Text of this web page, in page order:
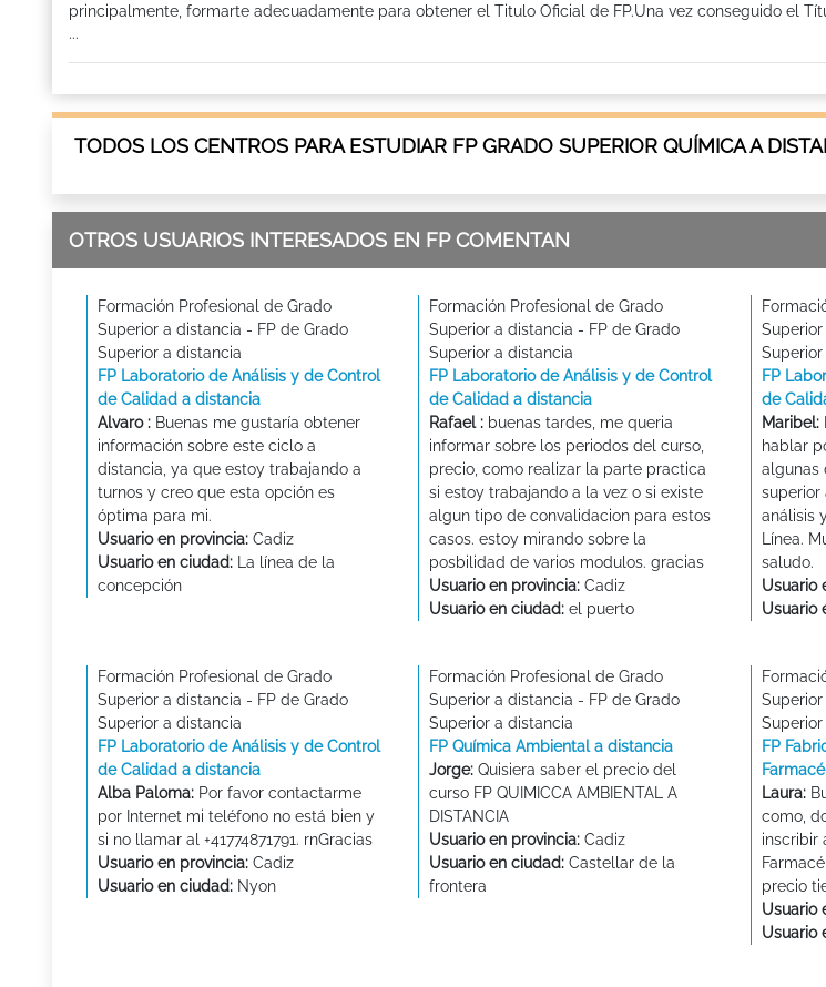
principalmente, formarte adecuadamente para obtener el Titulo Oficial de FP.Una vez conseguido el
...
TODOS LOS CENTROS PARA ESTUDIAR FP GRADO SUPERIOR QUÍMICA A
OTROS USUARIOS INTERESADOS EN FP COMENTAN
Formación Profesional de Grado
Superior a distancia - FP de Grado
Superior a distancia
FP Laboratorio de Análisis y de Control
de Calidad a distancia
Alvaro : Buenas me gustaría obtener
información sobre este ciclo a
distancia, ya que estoy trabajando a
turnos y creo que esta opción es
óptima para mi.
Usuario en provincia: Cadiz
Usuario en ciudad: La línea de la
concepción
Formación Profesional de Grado
Superior a distancia - FP de Grado
Superior a distancia
FP Laboratorio de Análisis y de Control
de Calidad a distancia
Rafael : buenas tardes, me queria
informar sobre los periodos del curso,
precio, como realizar la parte practica
si estoy trabajando a la vez o si existe
algun tipo de convalidacion para estos
casos. estoy mirando sobre la
posbilidad de varios modulos. gracias
Usuario en provincia: Cadiz
Usuario en ciudad: el puerto
FP
de
Maribel:
hablar
algunas
superior
análisis
Línea.
saludo.
Usuario
Usuario
Formación Profesional de Grado
Superior a distancia - FP de Grado
Superior a distancia
FP Laboratorio de Análisis y de Control
de Calidad a distancia
Alba Paloma: Por favor contactarme
por Internet mi teléfono no está bien y
si no llamar al +41774871791. rnGracias
Usuario en provincia: Cadiz
Usuario en ciudad: Nyon
Formación Profesional de Grado
Superior a distancia - FP de Grado
Superior a distancia
FP Química Ambiental a distancia
Jorge: Quisiera saber el precio del
curso FP QUIMICCA AMBIENTAL A
DISTANCIA
Usuario en provincia: Cadiz
Usuario en ciudad: Castellar de la
frontera
FP
Laura:
como,
inscribir
precio
Usuario
Usuario